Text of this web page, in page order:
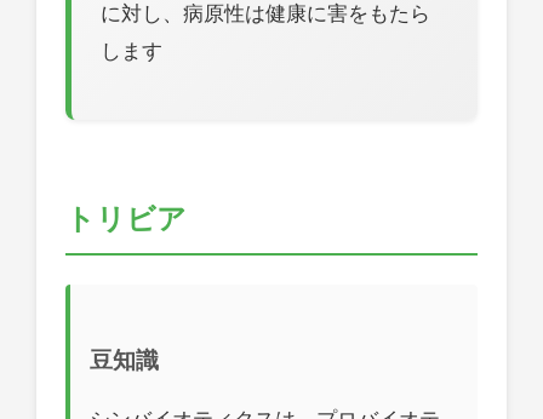
に対し、病原性は健康に害をもたら
します
トリビア
豆知識